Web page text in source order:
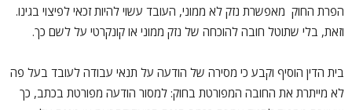
הפרת החוק מאפשרת נזק לא ממוני, העובד עשוי להיות זכאי לפיצוי בגינו.
וזאת, בלי שתוטל חובה להוכחה של נזק ממוני או קונקרטי על לשם כך.
בית הדין הוסיף וקבע כי מסירה של הודעה על תנאי עבודה לעובד בעל פה
לא מייתרת את החובה המפורטת בחוק: למסור הודעה מפורטת בכתב, כך